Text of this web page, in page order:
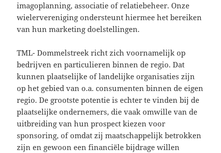
imagoplanning, associatie of relatiebeheer. Onze
wielervereniging ondersteunt hiermee het bereiken
van hun marketing doelstellingen.
TML- Dommelstreek richt zich voornamelijk op
bedrijven en particulieren binnen de regio. Dat
kunnen plaatselijke of landelijke organisaties zijn
op het gebied van o.a. consumenten binnen de eigen
regio. De grootste potentie is echter te vinden bij de
plaatselijke ondernemers, die vaak omwille van de
uitbreiding van hun prospect kiezen voor
sponsoring, of omdat zij maatschappelijk betrokken
zijn en gewoon een financiële bijdrage willen